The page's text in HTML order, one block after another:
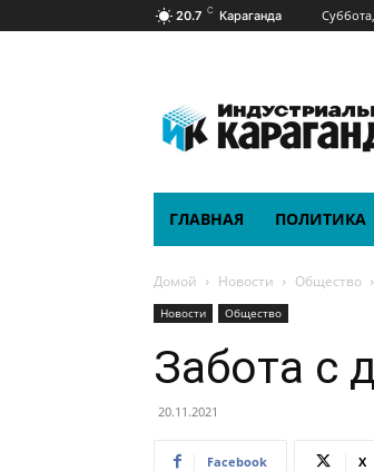
20.7 C Караганда
ГЛАВНАЯ ПОЛИТИКА
Домой Новости Общество
Новости Общество
Забота с
20.11.2021
Facebook X